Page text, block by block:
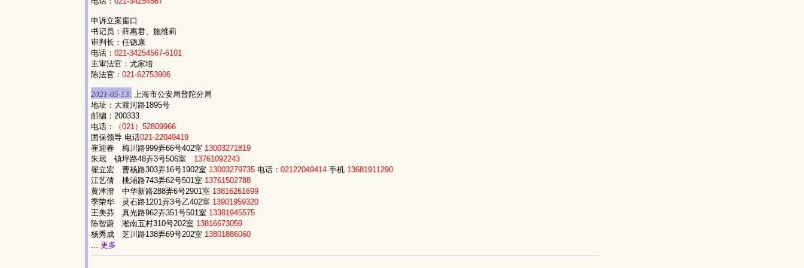
申诉立案窗口
书记员：薛惠君、施维莉
审判长：任德康
电话： 021-34254567-6101
主审法官：尤家培
陈法官： 021-62753906
2021-05-13: 上海市公安局普陀分局
地址：大渡河路1895号
邮编：200333
电话：
（021）52809966
国保领导 电话021-22049419
崔迎春 梅川路999弄66号402室 13003271819
朱珉 镇坪路48弄3号506室 13761092243
翟立宏 曹杨路303弄16号1902室 13003279735 电话： 02122049414 手机 13681911290
江艺倩 桃浦路743弄62号501室 13761502788
黄津澄 中华新路288弄6号2901室 13816261699
季荣华 灵石路1201弄3号乙402室 13901959320
王美芬 真光路962弄351号501室 13381945575
陈智蔚 淞南五村310号202室 13816673059
杨秀成 芝川路138弄69号202室 13801886060
更多